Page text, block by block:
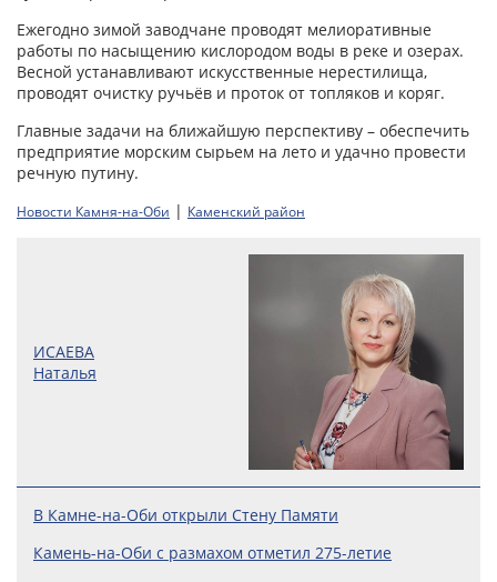
Ежегодно зимой заводчане проводят мелиоративные
работы по насыщению кислородом воды в реке и озерах.
Весной устанавливают искусственные нерестилища,
проводят очистку ручьёв и проток от топляков и коряг.
Главные задачи на ближайшую перспективу – обеспечить
предприятие морским сырьем на лето и удачно провести
речную путину.
Новости Камня-на-Оби | Каменский район
ИСАЕВА
Наталья
В Камне-на-Оби открыли Стену Памяти
Камень-на-Оби с размахом отметил 275-летие